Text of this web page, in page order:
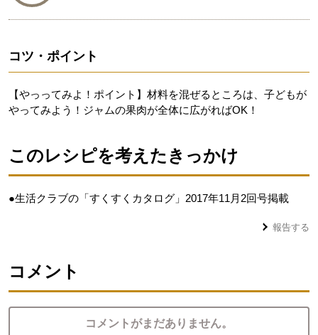
コツ・ポイント
【やっってみよ！ポイント】材料を混ぜるところは、子どもが
やってみよう！ジャムの果肉が全体に広がればOK！
このレシピを考えたきっかけ
●生活クラブの「すくすくカタログ」2017年11月2回号掲載
報告する
コメント
コメントがまだありません。